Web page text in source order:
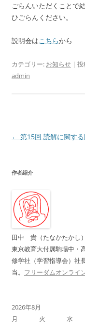
ごらんいただくことで
ひごらんください。
説明会はこちらから
カテゴリー: お知らせ | 投
admin
投
ビ
ー
シ
ョ
ン
← 第15回 読解に関す
作者紹介
田中 貴（たなかたかし）
東京教育大付属駒場中・
修学社（学習指導会）社
当。 フリーダムオンライ
2026年8月
月
火 水